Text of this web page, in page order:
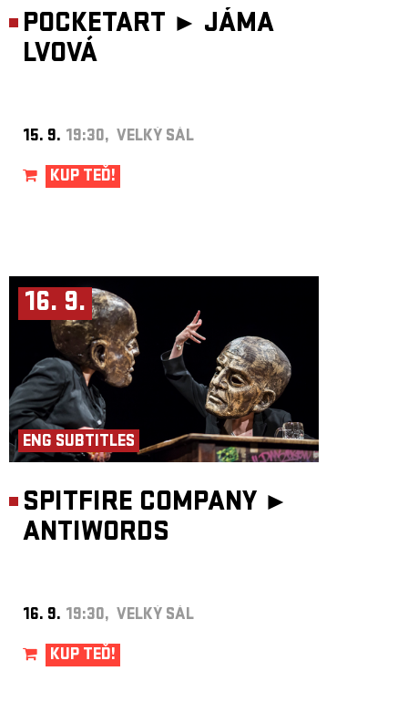
POCKETART ► JÁMA
LVOVÁ
15. 9. 19:30, VELKÝ SÁL
KUP TEĎ!
16. 9.
ENG SUBTITLES
SPITFIRE COMPANY ►
ANTIWORDS
16. 9. 19:30, VELKÝ SÁL
KUP TEĎ!